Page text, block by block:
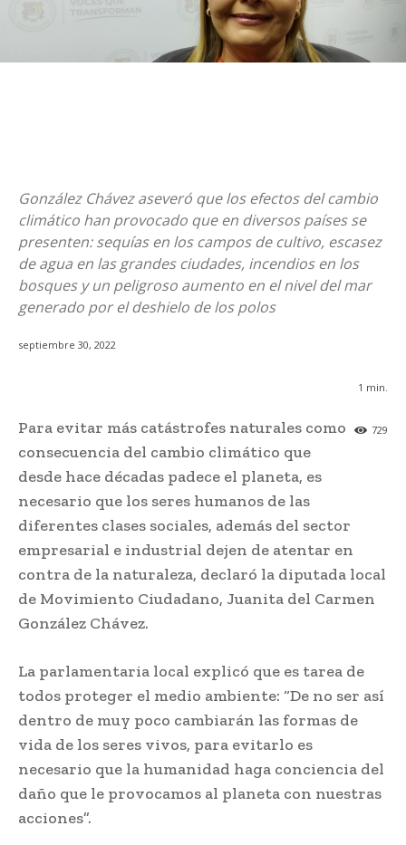
González Chávez aseveró que los efectos del cambio
climático han provocado que en diversos países se
presenten: sequías en los campos de cultivo, escasez
de agua en las grandes ciudades, incendios en los
bosques y un peligroso aumento en el nivel del mar
generado por el deshielo de los polos
septiembre 30, 2022
1 min.
729
Para evitar más catástrofes naturales como
consecuencia del cambio climático que
desde hace décadas padece el planeta, es
necesario que los seres humanos de las
diferentes clases sociales, además del sector
empresarial e industrial dejen de atentar en
contra de la naturaleza, declaró la diputada local
de Movimiento Ciudadano, Juanita del Carmen
González Chávez.
La parlamentaria local explicó que es tarea de
todos proteger el medio ambiente: “De no ser así
dentro de muy poco cambiarán las formas de
vida de los seres vivos, para evitarlo es
necesario que la humanidad haga conciencia del
daño que le provocamos al planeta con nuestras
acciones”.